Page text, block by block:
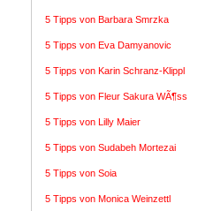
5 Tipps von Barbara Smrzka
5 Tipps von Eva Damyanovic
5 Tipps von Karin Schranz-Klippl
5 Tipps von Fleur Sakura WÃ¶ss
5 Tipps von Lilly Maier
5 Tipps von Sudabeh Mortezai
5 Tipps von Soia
5 Tipps von Monica Weinzettl